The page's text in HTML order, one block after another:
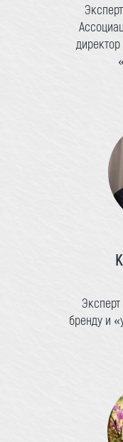
бренду и